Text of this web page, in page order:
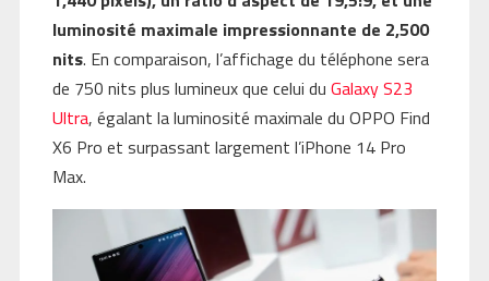
luminosité maximale impressionnante de 2,500
nits. En comparaison, l’affichage du téléphone sera
de 750 nits plus lumineux que celui du Galaxy S23
Ultra, égalant la luminosité maximale du OPPO Find
X6 Pro et surpassant largement l’iPhone 14 Pro
Max.